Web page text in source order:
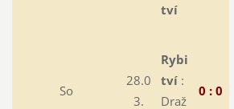
tví
So
28.0
3.
Rybi
tví:
Draž
0 : 0